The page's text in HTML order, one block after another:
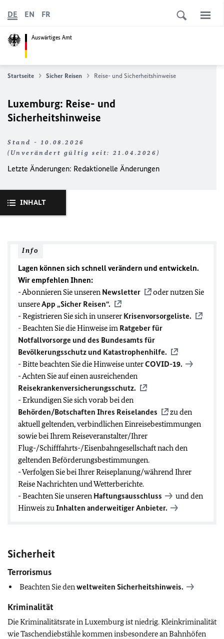
Auswärtiges Amt
DE EN FR
Startseite Sicher Reisen Reise- und Sicherheitshinweise
Luxemburg: Reise- und
Sicherheitshinweise
Stand - 10.08.2026
(Unverändert gültig seit: 21.04.2026)
Letzte Änderungen: Redaktionelle Änderungen
INHALT
Info
Lagen können sich schnell verändern und entwickeln.
Wir empfehlen Ihnen:
- Abonnieren Sie unseren Newsletter
oder nutzen Sie
unsereApp „Sicher Reisen“.
- Registrieren Sie sich in unserer Krisenvorsorgeliste.
- Beachten Sie die Hinweise im Ratgeber für
Notfallvorsorge und des Bundesamts für
Bevölkerungsschutz und Katastrophenhilfe.
- Bitte beachten Sie die Hinweise unterCOVID-19.
- Achten Sie auf einen ausreichenden
Reisekrankenversicherungsschutz.
- Erkundigen Sie sich vorab bei den
Behörden/Botschaften Ihres Reiselandes
zu den
aktuell geltenden, verbindlichen Einreisebestimmungen
sowie bei Ihrem Reiseveranstalter/Ihrer
Flug-/Schifffahrts-/Eisenbahngesellschaft nach den
geltenden Beförderungsbestimmungen.
- Verfolgen Sie bei Ihrer Reiseplanung/während Ihrer
Reise Nachrichten und Wetterberichte.
- Beachten Sie unseren Haftungsausschluss
und den
Hinweis zuInhalten anderweitiger Anbieter.
Sicherheit
Terrorismus
Beachten Sie denweltweiten Sicherheitshinweis.
Kriminalität
Die Kriminalitätsrate in Luxemburg ist niedrig. Kleinkriminalität
wie Taschendiebstähle kommen insbesondere an Bahnhöfen